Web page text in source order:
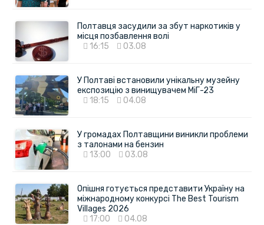
Полтавця засудили за збут наркотиків у
місця позбавлення волі
16:15
03.08
У Полтаві встановили унікальну музейну
експозицію з винищувачем МіГ-23
18:15
04.08
У громадах Полтавщини виникли проблеми
з талонами на бензин
13:00
03.08
Опішня готується представити Україну на
міжнародному конкурсі The Best Tourism
Villages 2026
17:00
04.08